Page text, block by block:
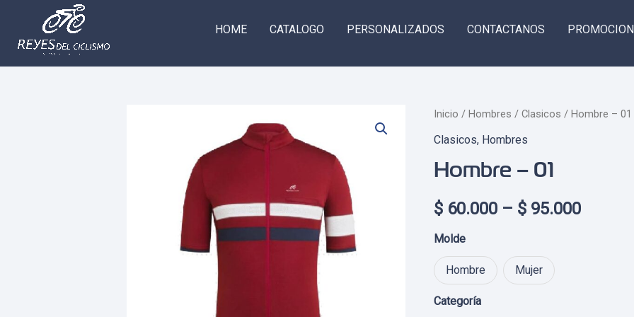
contenido
HOME CATALOGO PERSONALIZADOS CONTACTANOS
Inicio / Hombres / Clasicos / Hombre – 01
Clasicos, Hombres
Hombre – 01
$60.000 – $95.000Price
Molde
Hombre Mujer
Categoría